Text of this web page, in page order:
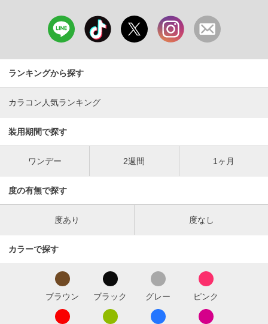
ランキングから探す
カラコン人気ランキング
装用期間で探す
ワンデー 2週間 1ヶ月
度の有無で探す
度あり 度なし
カラーで探す
ブラウン ブラック グレー ピンク